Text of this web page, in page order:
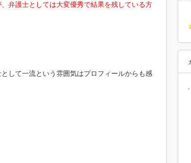
弁護士としては大変優秀で結果を残している方
して一流という雰囲気はプロフィールからも感